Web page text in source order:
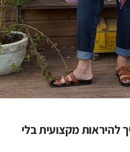
להיראות מקצועית בלי